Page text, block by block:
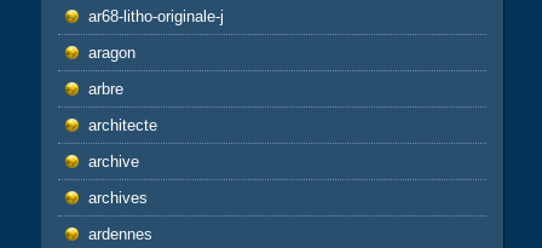
ar68-litho-originale-j
aragon
arbre
architecte
archive
archives
ardennes